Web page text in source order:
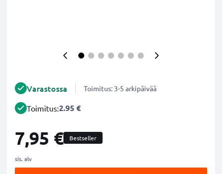
Varastossa Toimitus: 3-5 arkipäivää
Toimitus:2.95 €
7,95 € Bestseller
sis. alv